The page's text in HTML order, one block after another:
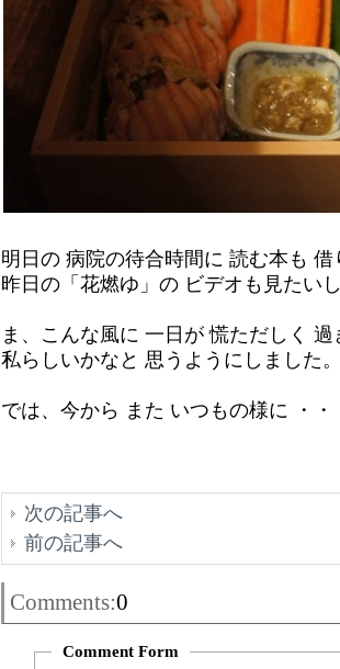
明日の 病院の待合時間に 読む本も
昨日の「花燃ゆ」の ビデオも見たい
ま、こんな風に 一日が 慌ただしく
私らしいかなと 思うようにしました
では、今から また いつもの様に ・・
次の記事へ
前の記事へ
Comments:0
Comment Form